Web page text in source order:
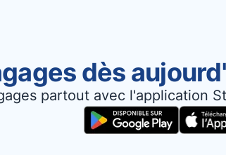
dès
partout avec l'application